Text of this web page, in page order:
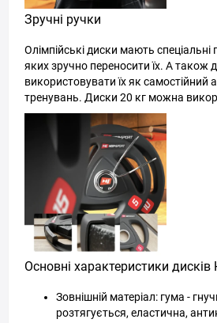
Зручні ручки
Олімпійські диски мають
яких зручно переносити їх. А також
використовувати їх як самостійний
тренувань. Диски 20 кг можна
Основні характеристики дисків
Зовнішній матеріал: гума -
розтягується, еластична,